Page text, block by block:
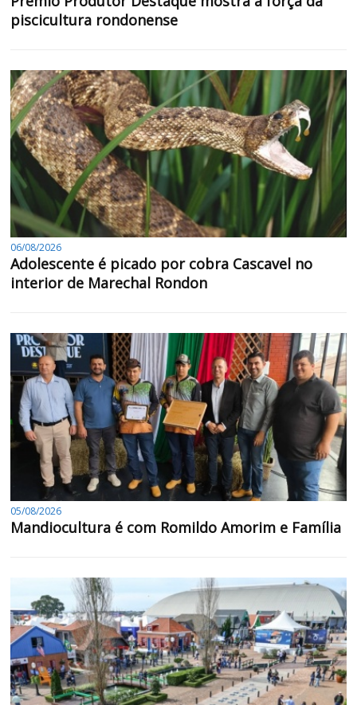
piscicultura rondonense
06/08/2026
Adolescente é picado por cobra Cascavel no
interior de Marechal Rondon
05/08/2026
Mandiocultura é com Romildo Amorim e Família